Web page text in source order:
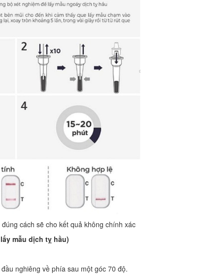
cách sẽ cho kết quả không chính xác
mẫu dịch tỵ hầu)
nghiêng về phía sau một góc 70 độ.